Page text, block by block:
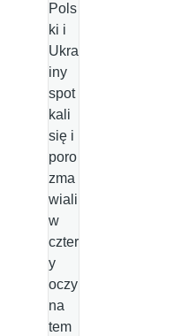
Pols
ki i
Ukra
iny
spot
kali
się i
poro
zma
wiali
w
czter
y
oczy
na
tem